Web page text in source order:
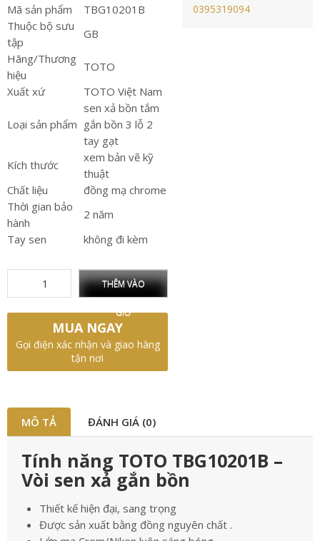
Mã sản phẩm
TBG10201B
Thuộc bộ sưu
tập
GB
Hãng/Thương
hiệu
TOTO
Xuất xứ
TOTO Việt Nam
Loại sản phẩm
sen xả bồn tắm
gắn bồn 3 lỗ 2
tay gạt
Kích thước
xem bản vẽ kỹ
thuật
Chất liệu
đồng mạ chrome
Thời gian bảo
hành
2 năm
Tay sen
không đi kèm
THÊM VÀO
GIỎ
MUA NGAY
Gọi điện xác nhận và giao hàng
tận nơi
0395319094
MÔ TẢ ĐÁNH GIÁ (0)
Tính năng TOTO TBG10201B –
Vòi sen xả gắn bồn
Thiết kế hiện đại, sang trọng
Được sản xuất bằng đồng nguyên chất .